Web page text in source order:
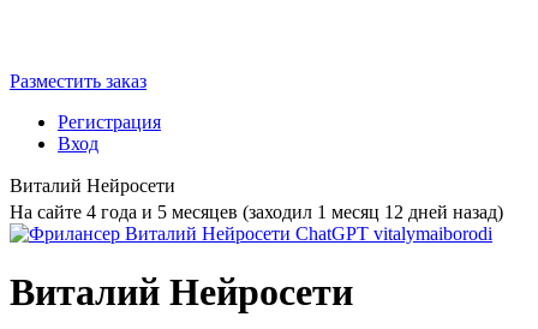
Разместить заказ
Регистрация
Вход
Виталий Нейросети
На сайте 4 года и 5 месяцев (заходил 1 месяц 12 дней назад)
Виталий Нейросети